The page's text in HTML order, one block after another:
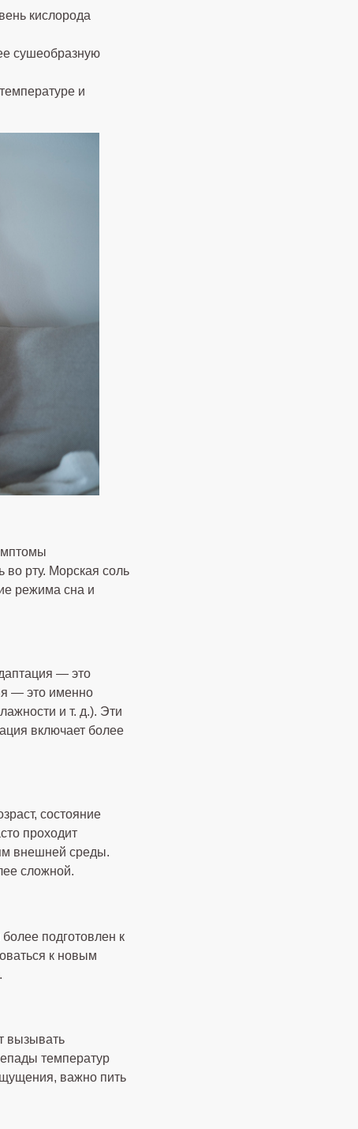
кислорода
сушеобразную
и
во рту. Морская соль
режима сна и
— это
— это именно
и т. д.). Эти
включает более
состояние
проходит
внешней среды.
сложной.
подготовлен к
к новым
вызывать
температур
важно пить